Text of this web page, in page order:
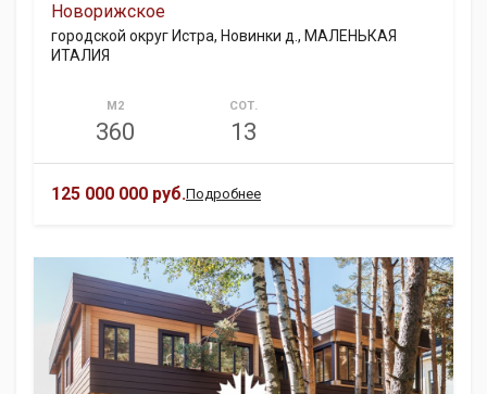
Новорижское
городской округ Истра, Новинки д., МАЛЕНЬКАЯ
ИТАЛИЯ
М2
360
СОТ.
13
125 000 000 руб.Подробнее